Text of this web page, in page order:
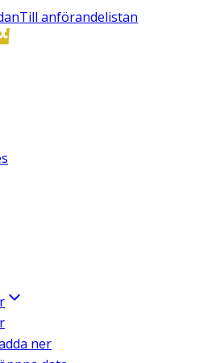
Till anförandelistan
ner